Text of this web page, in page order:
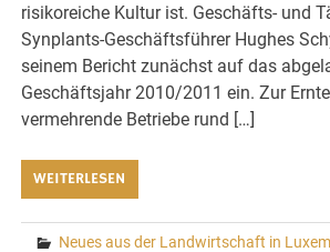
risikoreiche Kultur ist. Geschäfts- und
Synplants-Geschäftsführer Hughes
seinem Bericht zunächst auf das
Geschäftsjahr 2010/2011 ein. Zur
vermehrende Betriebe rund […]
WEITERLESEN
Neues aus der Landwirtschaft in